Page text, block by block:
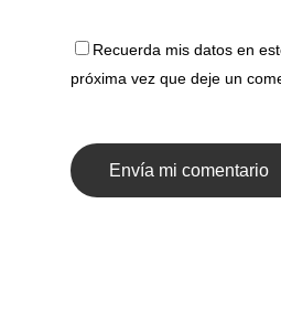
Recuerda mis datos en
próxima vez que deje un